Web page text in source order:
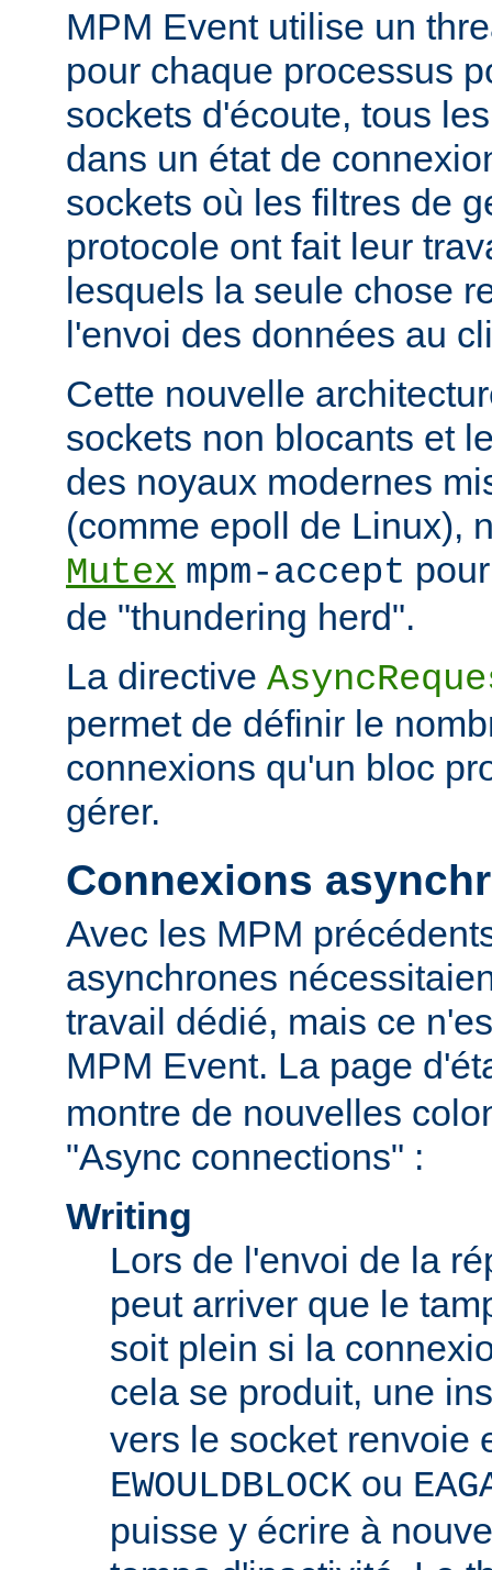
MPM Event utilise un
pour chaque processus
sockets d'écoute, tous
dans un état de
sockets où les filtres de
protocole ont fait leur
lesquels la seule chose
l'envoi des données au
Cette nouvelle
sockets non blocants et
des noyaux modernes
(comme epoll de Linux),
Mutex mpm-accept
de "thundering herd".
La directive
permet de définir le
connexions qu'un bloc
gérer.
Connexions
Avec les MPM
asynchrones
travail dédié, mais ce
MPM Event. La page
montre de nouvelles
"Async connections" :
Writing
Lors de l'envoi de la
peut arriver que le
soit plein si la
cela se produit, une
vers le socket renvoie
EWOULDBLOCK ou
puisse y écrire à